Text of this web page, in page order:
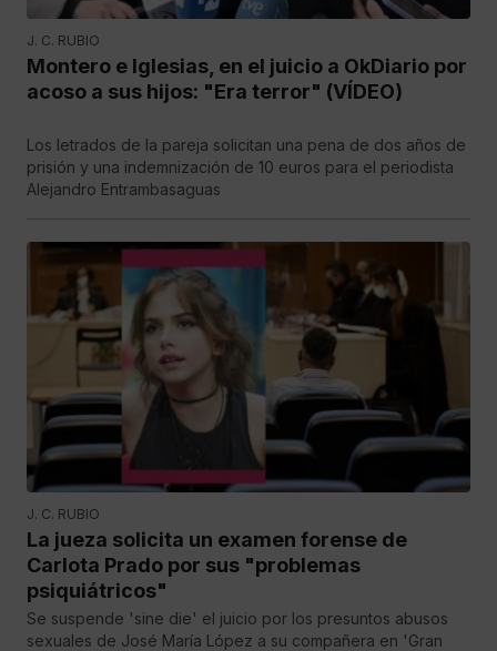
J. C. RUBIO
Montero e Iglesias, en el juicio a OkDiario por
acoso a sus hijos: "Era terror" (VÍDEO)
Los letrados de la pareja solicitan una pena de dos años de
prisión y una indemnización de 10 euros para el periodista
Alejandro Entrambasaguas
J. C. RUBIO
La jueza solicita un examen forense de
Carlota Prado por sus "problemas
psiquiátricos"
Se suspende 'sine die' el juicio por los presuntos abusos
sexuales de José María López a su compañera en 'Gran